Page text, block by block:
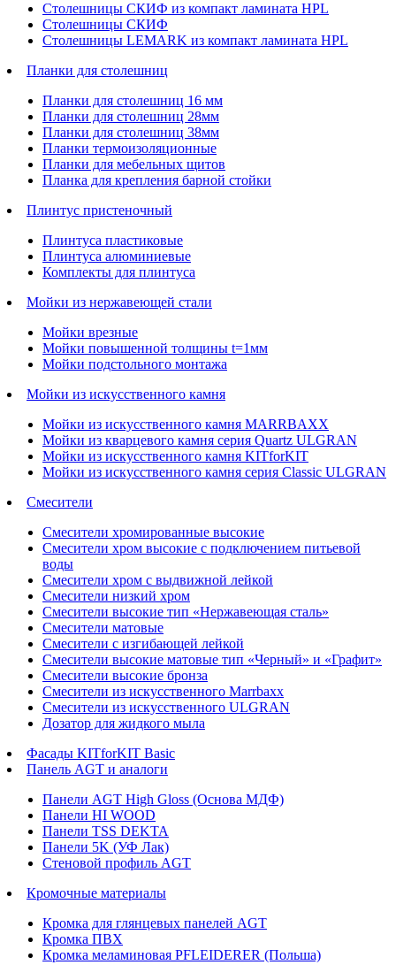
Столешницы СКИФ из компакт ламината HPL
Столешницы СКИФ
Столешницы LEMARK из компакт ламината HPL
Планки для столешниц
Планки для столешниц 16 мм
Планки для столешниц 28мм
Планки для столешниц 38мм
Планки термоизоляционные
Планки для мебельных щитов
Планка для крепления барной стойки
Плинтус пристеночный
Плинтуса пластиковые
Плинтуса алюминиевые
Комплекты для плинтуса
Мойки из нержавеющей стали
Мойки врезные
Мойки повышенной толщины t=1мм
Мойки подстольного монтажа
Мойки из искусственного камня
Мойки из искусственного камня MARRBAXX
Мойки из кварцевого камня серия Quartz ULGRAN
Мойки из искусственного камня KITforKIT
Мойки из искусственного камня серия Classic ULGRAN
Смесители
Смесители хромированные высокие
Смесители хром высокие с подключением питьевой
воды
Смесители хром с выдвижной лейкой
Смесители низкий хром
Смесители высокие тип «Нержавеющая сталь»
Смесители матовые
Смесители с изгибающей лейкой
Смесители высокие матовые тип «Черный» и «Графит»
Смесители высокие бронза
Смесители из искусственного Marrbaxx
Смесители из искусственного ULGRAN
Дозатор для жидкого мыла
Фасады KITforKIT Basic
Панель AGT и аналоги
Панели AGT High Gloss (Основа МДФ)
Панели HI WOOD
Панели TSS DEKTA
Панели 5K (УФ Лак)
Стеновой профиль AGT
Кромочные материалы
Кромка для глянцевых панелей AGT
Кромка ПВХ
Кромка меламиновая PFLEIDERER (Польша)